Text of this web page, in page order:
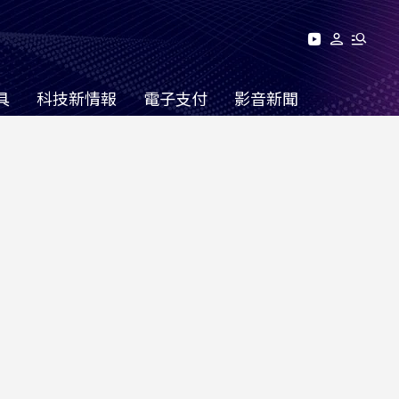
科技新情報 電子支付 影音新聞